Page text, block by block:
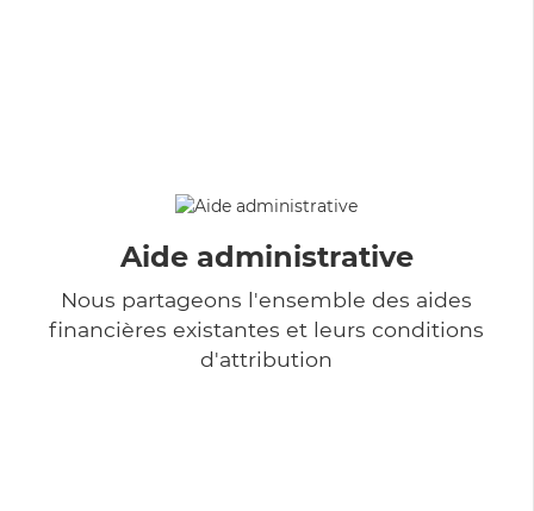
Aide administrative
Nous partageons l'ensemble des aides
financières existantes et leurs conditions
d'attribution